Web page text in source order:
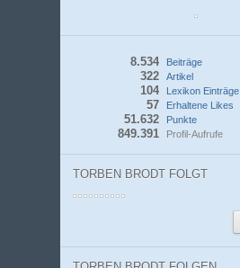
Beiträge
8.534
Artikel
322
Lexikon Einträge
104
Erhaltene Likes
57
Punkte
51.632
Profil-Aufrufe
849.391
TORBEN BRODT FOLGT